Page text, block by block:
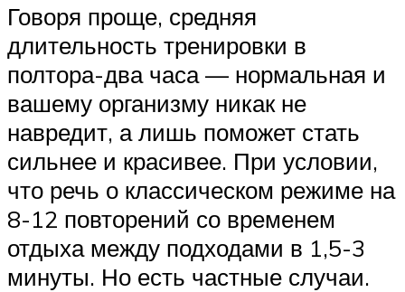
Говоря проще, средняя
длительность тренировки в
полтора-два часа — нормальная и
вашему организму никак не
навредит, а лишь поможет стать
сильнее и красивее. При условии,
что речь о классическом режиме на
8-12 повторений со временем
отдыха между подходами в 1,5-3
минуты. Но есть частные случаи.